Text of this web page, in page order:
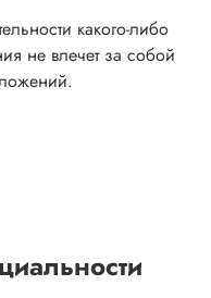
какого-либо
не влечет за собой